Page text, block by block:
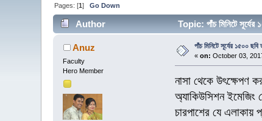
Pages: [1]Go Down
Author Topic: পাঁচ মিনিটে
Anuz
Faculty
Hero Member
পাঁচ মিনিটে সূর্যের ১৫০০ ছবি
«on: October 03,
নাসা থেকে উৎক্ষেপণ
অ্যাকিউসিশন ইমেজিং
চারপাশের যে এলাকায়